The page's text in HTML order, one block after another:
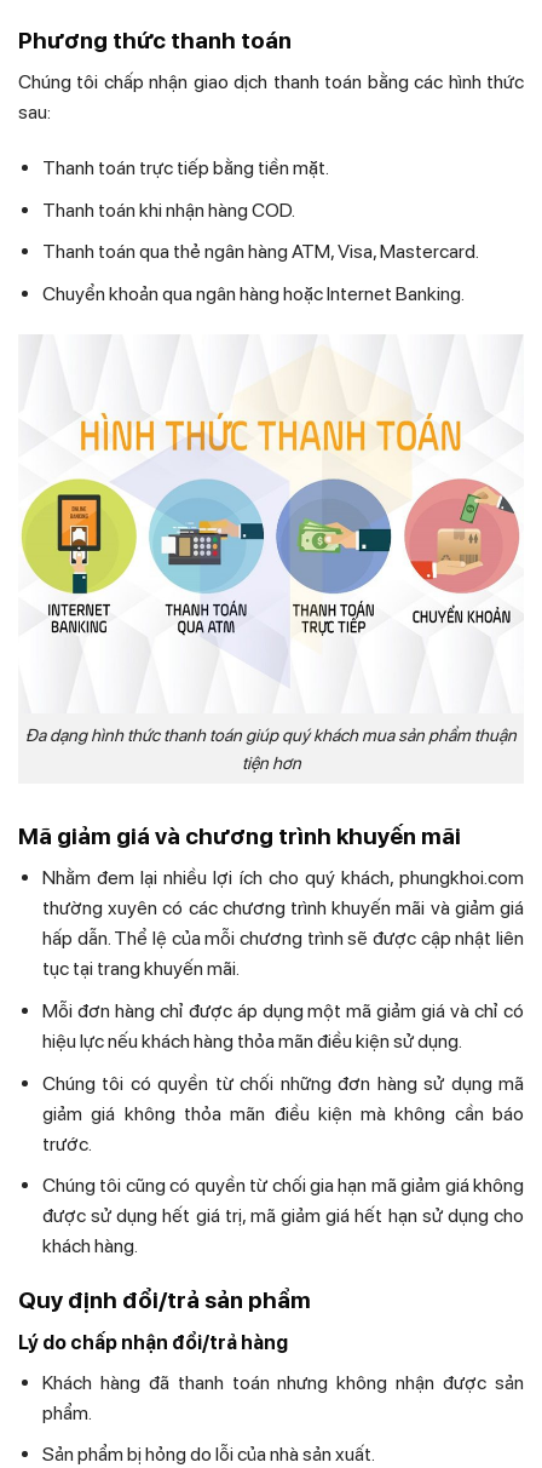
Phương thức thanh toán
Chúng tôi chấp nhận giao dịch thanh toán bằng các hình thức
sau:
Thanh toán trực tiếp bằng tiền mặt.
Thanh toán khi nhận hàng COD.
Thanh toán qua thẻ ngân hàng ATM, Visa, Mastercard.
Chuyển khoản qua ngân hàng hoặc Internet Banking.
Đa dạng hình thức thanh toán giúp quý khách mua sản phẩm thuận
tiện hơn
Mã giảm giá và chương trình khuyến mãi
Nhằm đem lại nhiều lợi ích cho quý khách, phungkhoi.com
thường xuyên có các chương trình khuyến mãi và giảm giá
hấp dẫn. Thể lệ của mỗi chương trình sẽ được cập nhật liên
tục tại trang khuyến mãi.
Mỗi đơn hàng chỉ được áp dụng một mã giảm giá và chỉ có
hiệu lực nếu khách hàng thỏa mãn điều kiện sử dụng.
Chúng tôi có quyền từ chối những đơn hàng sử dụng mã
giảm giá không thỏa mãn điều kiện mà không cần báo
trước.
Chúng tôi cũng có quyền từ chối gia hạn mã giảm giá không
được sử dụng hết giá trị, mã giảm giá hết hạn sử dụng cho
khách hàng.
Quy định đổi/trả sản phẩm
Lý do chấp nhận đổi/trả hàng
Khách hàng đã thanh toán nhưng không nhận được sản
phẩm.
Sản phẩm bị hỏng do lỗi của nhà sản xuất.